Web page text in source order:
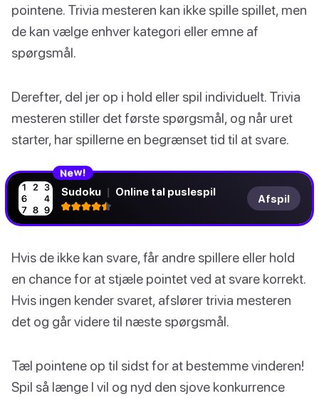
pointene. Trivia mesteren kan ikke spille spillet, men
de kan vælge enhver kategori eller emne af
spørgsmål.
Derefter, del jer op i hold eller spil individuelt. Trivia
mesteren stiller det første spørgsmål, og når uret
starter, har spillerne en begrænset tid til at svare.
New!
Sudoku | Online tal puslespil
Afspil
Hvis de ikke kan svare, får andre spillere eller hold
en chance for at stjæle pointet ved at svare korrekt.
Hvis ingen kender svaret, afslører trivia mesteren
det og går videre til næste spørgsmål.
Tæl pointene op til sidst for at bestemme vinderen!
Spil så længe I vil og nyd den sjove konkurrence